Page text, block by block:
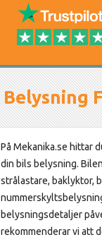
Belysning
På Mekanika.se hittar
din bils belysning.
strålastare, baklyktor,
belysningsdetaljer
rekommenderar vi att